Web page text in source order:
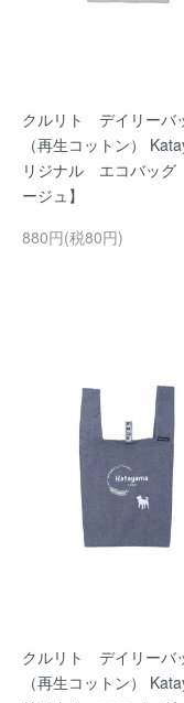
クルリト デイリーバ
（再生コットン）
リジナル エコバッ
ージュ】
880円(税80円)
クルリト デイリーバ
（再生コットン）